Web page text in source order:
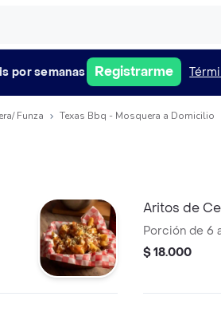
por semanas Registrarme
Funza Texas Bbq - Mosquera a Domicilio
Aritos de
Porción de 6
$ 18.000